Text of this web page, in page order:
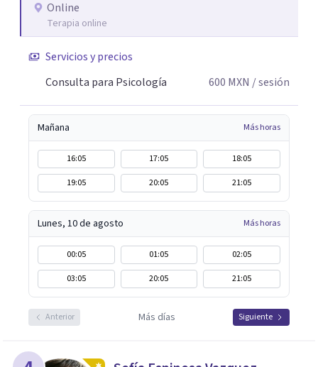
Online
Terapia online
Servicios y precios
Consulta para Psicología
600 MXN / sesión
Mañana Más horas
16:05 17:05
18:05
19:05
20:05 21:05
Lunes, 10 de agosto Más horas
00:05 01:05
02:05
03:05
20:05 21:05
Anterior Más días Siguiente